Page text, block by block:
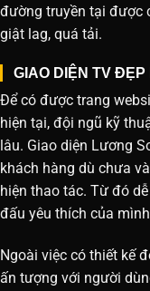
đường truyền tại được
giật lag, quá tải.
GIAO DIỆN TV
Để có được trang
hiện tại, đội ngũ kỹ
lâu. Giao diện Lương
khách hàng dù chưa
hiện thao tác. Từ đó
đấu yêu thích của
Ngoài việc có thiết kế
ấn tượng với người